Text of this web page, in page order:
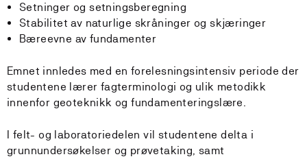
Setninger og setningsberegning
Stabilitet av naturlige skråninger og skjæringer
Bæreevne av fundamenter
Emnet innledes med en forelesningsintensiv periode der
studentene lærer fagterminologi og ulik metodikk
innenfor geoteknikk og fundamenteringslære.
I felt- og laboratoriedelen vil studentene delta i
grunnundersøkelser og prøvetaking, samt